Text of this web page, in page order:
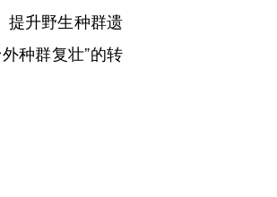
提升野生种群遗
种群复壮”的转